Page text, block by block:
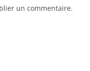
un commentaire.